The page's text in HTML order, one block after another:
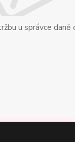
u správce daně